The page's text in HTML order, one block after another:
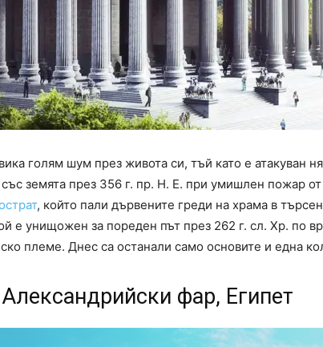
голям шум през живота си, тъй като е атакуван
земята през 356 г. пр. Н. Е. при умишлен пожар
, който пали дървените греди на храма в
е унищожен за пореден път през 262 г. сл. Хр. по
племе. Днес са останали само основите и една
фар, Египет